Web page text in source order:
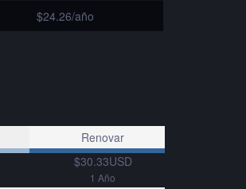
$24.26/año
Renovar
$30.33USD
1 Año